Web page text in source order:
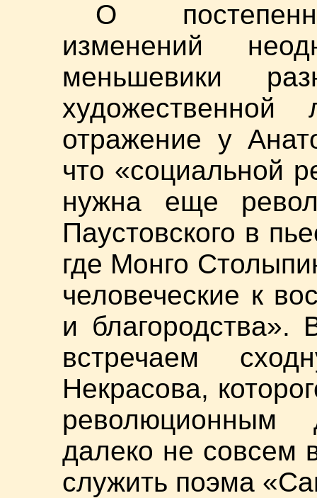
О
изменений
меньшевики
отражение у
что «социальной
нужна еще
Паустовского в
где Монго
человеческие к
и
встречаем
Некрасова,
революционным
далеко не совсем
служить поэма